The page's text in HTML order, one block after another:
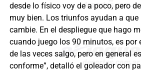
desde lo físico voy de a poco, pero
muy bien. Los triunfos ayudan a
cambie. En el despliegue que hago
cuando juego los 90 minutos, es por
de las veces salgo, pero en general
conforme”, detalló el goleador con